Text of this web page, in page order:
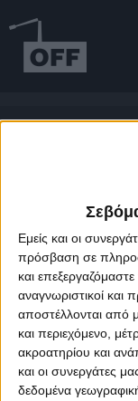
Εμείς και οι
πρόσβαση σε
και
αναγνωριστικοί
αποστέλλονται από
και περιεχόμενο,
ακροατηρίου και
και οι συνεργάτες
δεδομένα
About Offradio
Designed &